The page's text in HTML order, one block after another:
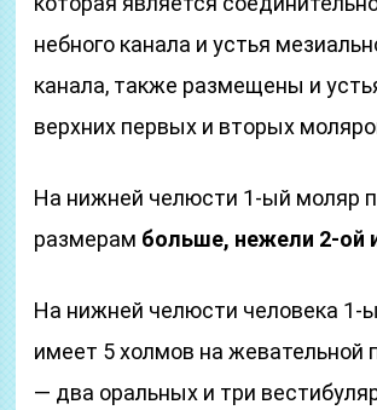
небного канала и устья
канала, также размещены и
верхних первых и вторых
На нижней челюсти 1-ый моляр
размерам больше, нежели 2-ой
На нижней челюсти человека 1-
имеет 5 холмов на жевательной
— два оральных и три